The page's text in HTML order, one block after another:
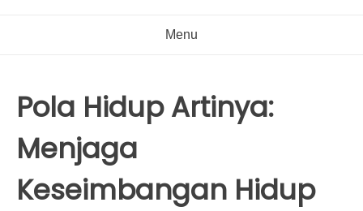
Menu
Pola Hidup Artinya:
Menjaga
Keseimbangan Hidup